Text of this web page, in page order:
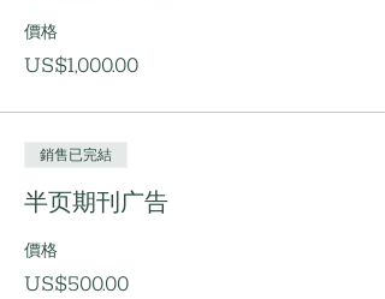
價格
US$1,000.00
銷售已完結
半页期刊广告
價格
US$500.00